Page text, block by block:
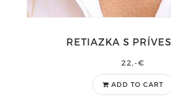
RETIAZKA S
22,-€
ADD TO CART